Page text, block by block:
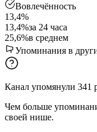
Вовлечённость
13,4%
13,4%за 24 часа
25,6%в среднем
Упоминания в
Канал упомянули 341
Чем больше
своей нише.